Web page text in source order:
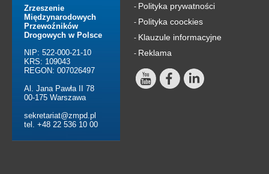
Zrzeszenie
Międzynarodowych
Przewoźników
Drogowych w Polsce
NIP: 522-000-21-10
KRS: 109043
REGON: 007026497
Al. Jana Pawła II 78
00-175 Warszawa
sekretariat@zmpd.pl
tel. +48 22 536 10 00
- Polityka prywatności
- Polityka coockies
- Klauzule informacyjne
- Reklama